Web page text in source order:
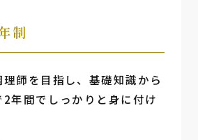
制
師を目指し、基礎知識から
年間でしっかりと身に付け